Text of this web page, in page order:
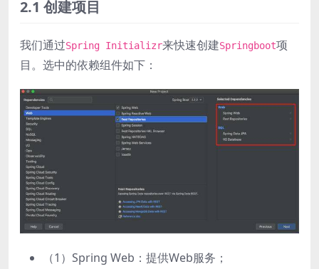
2.1 创建项目
我们通过Spring Initializr来快速创建Springboot项
目。选中的依赖组件如下：
（1）Spring Web：提供Web服务；